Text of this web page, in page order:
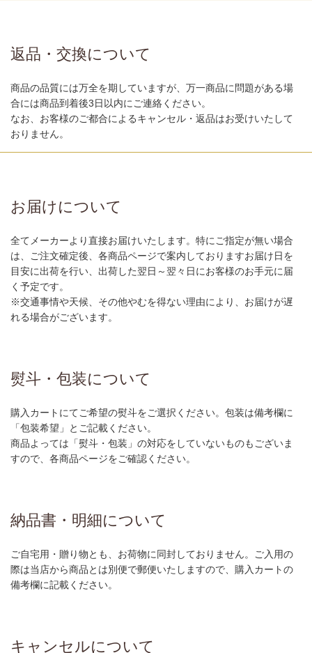
返品・交換について
商品の品質には万全を期していますが、万一商品に問題がある場
合には商品到着後3日以内にご連絡ください。
なお、お客様のご都合によるキャンセル・返品はお受けいたして
おりません。
お届けについて
全てメーカーより直接お届けいたします。特にご指定が無い場合
は、ご注文確定後、各商品ページで案内しておりますお届け日を
目安に出荷を行い、出荷した翌日～翌々日にお客様のお手元に届
く予定です。
※交通事情や天候、その他やむを得ない理由により、お届けが遅
れる場合がございます。
熨斗・包装について
購入カートにてご希望の熨斗をご選択ください。包装は備考欄に
「包装希望」とご記載ください。
商品よっては「熨斗・包装」の対応をしていないものもございま
すので、各商品ページをご確認ください。
納品書・明細について
ご自宅用・贈り物とも、お荷物に同封しておりません。ご入用の
際は当店から商品とは別便で郵便いたしますので、購入カートの
備考欄に記載ください。
キャンセルについて